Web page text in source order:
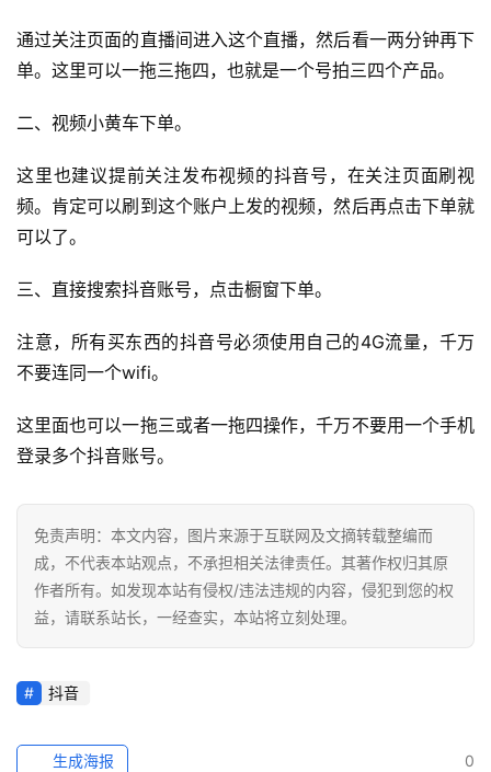
全
开
跨
境
科
社
媒
销
导
航
通过关注页面的直播间进入这个直播，然后看一两分钟再下
单。这里可以一拖三拖四，也就是一个号拍三四个产品。
二、视频小黄车下单。
这里也建议提前关注发布视频的抖音号，在关注页面刷视
频。肯定可以刷到这个账户上发的视频，然后再点击下单就
可以了。
三、直接搜索抖音账号，点击橱窗下单。
注意，所有买东西的抖音号必须使用自己的4G流量，千万
不要连同一个wifi。
这里面也可以一拖三或者一拖四操作，千万不要用一个手机
登录多个抖音账号。
免责声明：本文内容，图片来源于互联网及文摘转载整编而
成，不代表本站观点，不承担相关法律责任。其著作权归其原
作者所有。如发现本站有侵权/违法违规的内容，侵犯到您的权
益，请联系站长，一经查实，本站将立刻处理。
抖音
0
生成海报